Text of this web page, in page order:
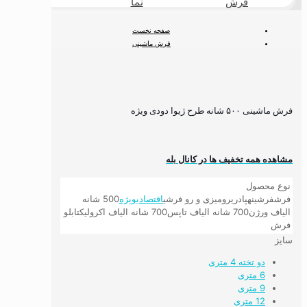
صفحه نخست
فرش ماشینی
فرش ماشینی ۵۰۰ شانه طرح ژیوا دودی ویژه
مشاهده همه تخفیف ها در کانال بله
نوع محصول
فرشفرشینهپادریرومیزی و رو فرشیاقتصادیویژه
500 شانه
الیاف ورژن700 شانه الیاف تاپس 700 شانه الیاف اکرولیک
تابلو
فرش
سایز
دو تخته 4 متری
6 متری
9 متری
12 متری